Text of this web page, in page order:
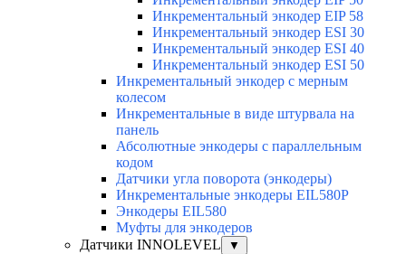
Инкрементальный энкодер EIP 58
Инкрементальный энкодер ESI 30
Инкрементальный энкодер ESI 40
Инкрементальный энкодер ESI 50
Инкрементальный энкодер с мерным
колесом
Инкрементальные в виде штурвала на
панель
Абсолютные энкодеры с параллельным
кодом
Датчики угла поворота (энкодеры)
Инкрементальные энкодеры EIL580P
Энкодеры EIL580
Муфты для энкодеров
Датчики INNOLEVEL
▼